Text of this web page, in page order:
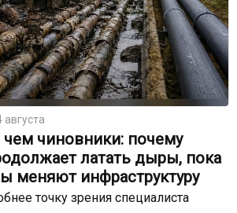
августа
чиновники: почему
латать дыры, пока
меняют инфраструктуру
точку зрения специалиста